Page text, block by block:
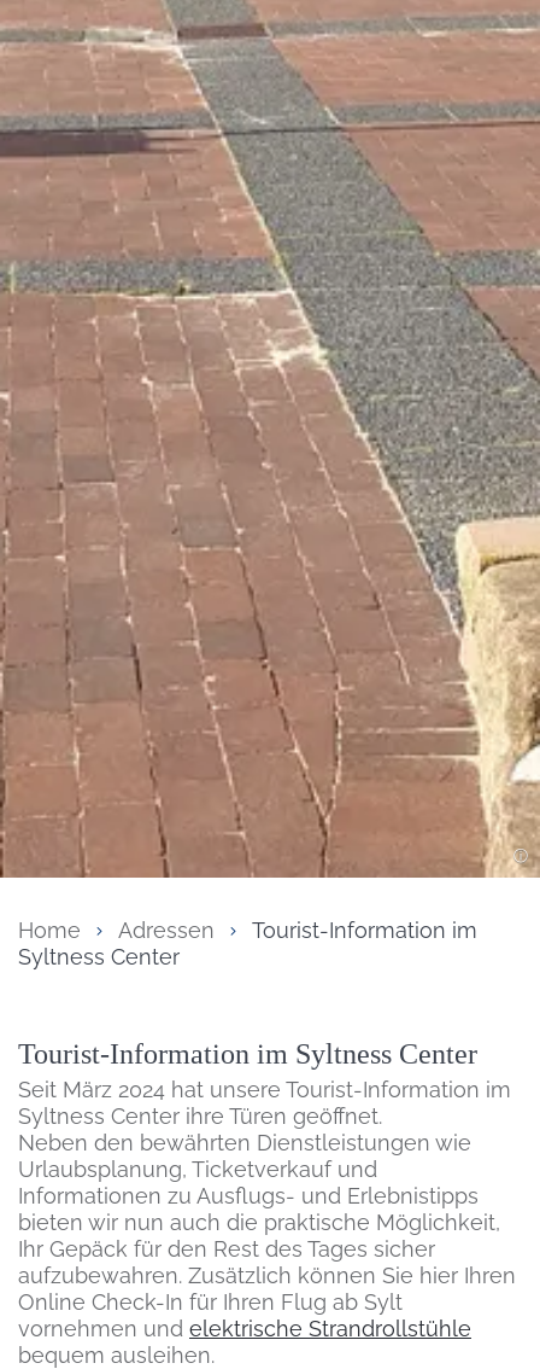
Home Adressen
Tourist-Information im
Syltness Center
Inhalt
Tourist-Information im Syltness Center
Seit März 2024 hat unsere Tourist-Information im
Syltness Center ihre Türen geöffnet.
Neben den bewährten Dienstleistungen wie
Urlaubsplanung, Ticketverkauf und
Informationen zu Ausflugs- und Erlebnistipps
bieten wir nun auch die praktische Möglichkeit,
Ihr Gepäck für den Rest des Tages sicher
aufzubewahren. Zusätzlich können Sie hier Ihren
Online Check-In für Ihren Flug ab Sylt
vornehmen und elektrische Strandrollstühle
bequem ausleihen.